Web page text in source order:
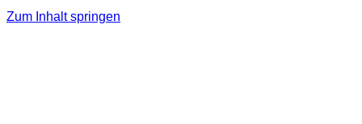
Zum Inhalt springen